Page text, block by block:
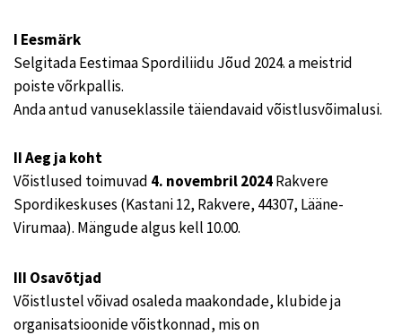
I Eesmärk
Selgitada Eestimaa Spordiliidu Jõud 2024. a meistrid
poiste võrkpallis.
Anda antud vanuseklassile täiendavaid võistlusvõimalusi.
II Aeg ja koht
Võistlused toimuvad 4. novembril 2024Rakvere
Spordikeskuses (Kastani 12, Rakvere, 44307, Lääne-
Virumaa). Mängude algus kell 10.00.
III Osavõtjad
Võistlustel võivad osaleda maakondade, klubide ja
organisatsioonide võistkonnad, mis on